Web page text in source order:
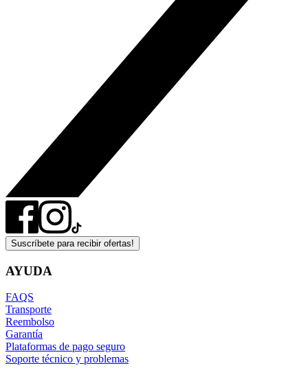
Suscríbete para recibir ofertas!
AYUDA
FAQS
Transporte
Reembolso
Garantía
Plataformas de pago seguro
Soporte técnico y problemas